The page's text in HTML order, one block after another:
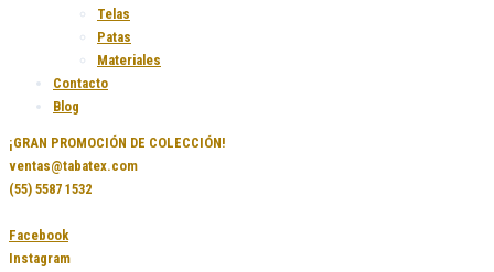
Telas
Patas
Materiales
Contacto
Blog
¡GRAN PROMOCIÓN DE COLECCIÓN!
ventas@tabatex.com
(55) 5587 1532
Facebook
Instagram